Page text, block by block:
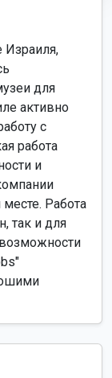
Израиля,
для
активно
с
работа
и
Работа
так и для